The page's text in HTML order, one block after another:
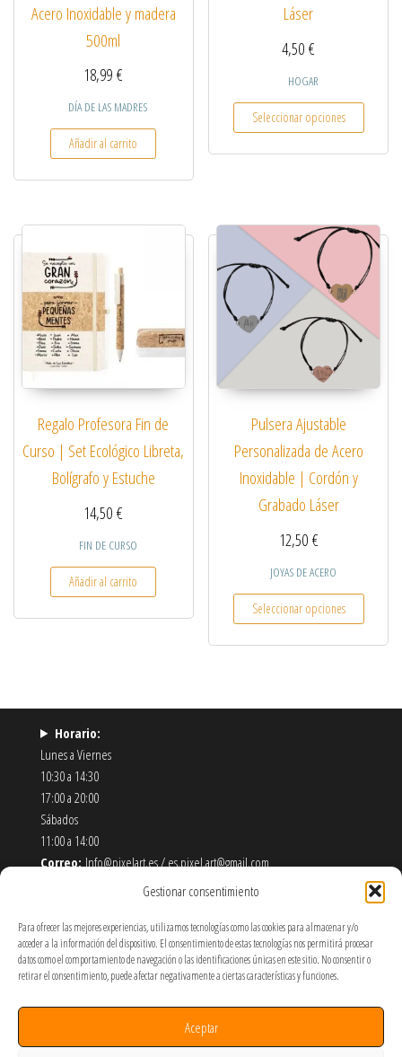
Gestionar consentimiento
Para ofrecer las mejores experiencias, utilizamos tecnologías como las cookies para almacenar y/o
acceder a la información del dispositivo. El consentimiento de estas tecnologías nos permitirá procesar
datos como el comportamiento de navegación o las identificaciones únicas en este sitio. No consentir o
retirar el consentimiento, puede afectar negativamente a ciertas características y funciones.
Aceptar
Acero Inoxidable y madera
500ml
18,99€
DÍA DE LAS MADRES
Añadir al carrito
Láser
4,50€
HOGAR
Seleccionar opciones
Este
Regalo Profesora Fin de
Curso | Set Ecológico Libreta,
Bolígrafo y Estuche
14,50€
FIN DE CURSO
Añadir al carrito
Pulsera Ajustable
Personalizada de Acero
Inoxidable | Cordón y
Grabado Láser
12,50€
JOYAS DE ACERO
Seleccionar opciones
Este
Horario:
Lunes a Viernes
10:30 a 14:30
17:00 a 20:00
Sábados
11:00 a 14:00
Correo: Info@pixelart.es / es.pixel.art@gmail.com
910 56 55 72
Móstoles-Madrid
Política de Envíos y Devoluciones